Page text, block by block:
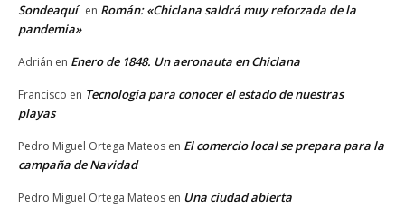
Sondeaquí en Román: «Chiclana saldrá muy reforzada de la
pandemia»
Adrián en Enero de 1848. Un aeronauta en Chiclana
Francisco en Tecnología para conocer el estado de nuestras
playas
Pedro Miguel Ortega Mateos en El comercio local se prepara para la
campaña de Navidad
Pedro Miguel Ortega Mateos en Una ciudad abierta